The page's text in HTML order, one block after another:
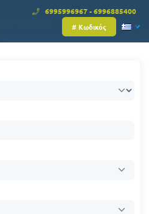
6995996967 - 6996885400
# Κωδικός